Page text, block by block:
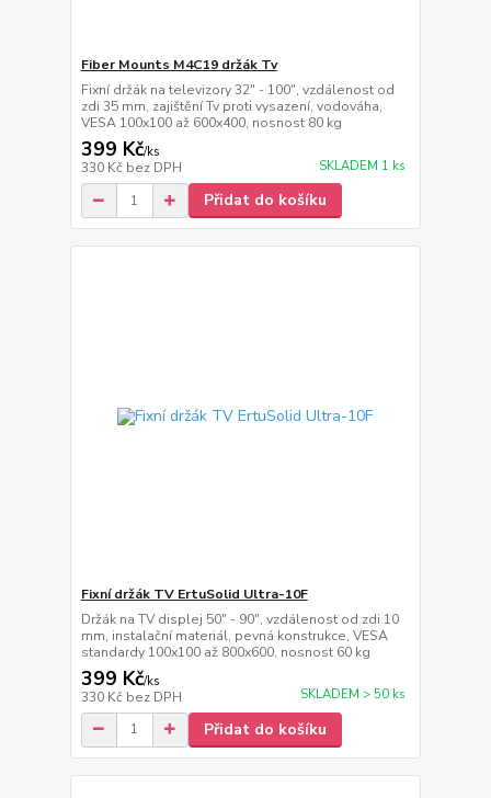
Fiber Mounts M4C19 držák Tv
Fixní držák na televizory 32" - 100", vzdálenost od
zdi 35 mm, zajištění Tv proti vysazení, vodováha,
VESA 100x100 až 600x400, nosnost 80 kg
399 Kč/ks
330 Kč bez DPH SKLADEM 1 ks
Přidat do košíku
Fixní držák TV ErtuSolid Ultra-10F
Držák na TV displej 50" - 90", vzdálenost od zdi 10
mm, instalační materiál, pevná konstrukce, VESA
standardy 100x100 až 800x600, nosnost 60 kg
399 Kč/ks
330 Kč bez DPH SKLADEM > 50 ks
Přidat do košíku